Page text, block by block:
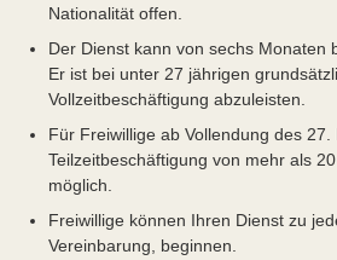
Nationalität offen.
Der Dienst kann von sechs Monaten
Er ist bei unter 27 jährigen
Vollzeitbeschäftigung abzuleisten.
Für Freiwillige ab Vollendung des
Teilzeitbeschäftigung von mehr als
möglich.
Freiwillige können Ihren Dienst zu
Vereinbarung, beginnen.